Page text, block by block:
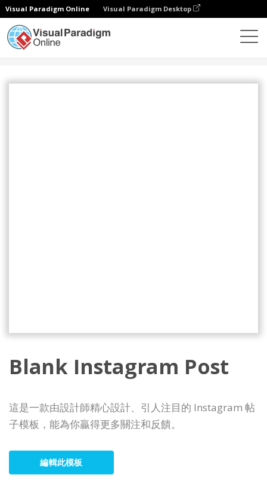
Visual Paradigm Online Visual Paradigm Desktop
Blank Instagram Post
這是一款由設計師精心設計、引人注目的 Instagram 帖
子模板，能為你贏得更多關注和反饋。
編輯此模板